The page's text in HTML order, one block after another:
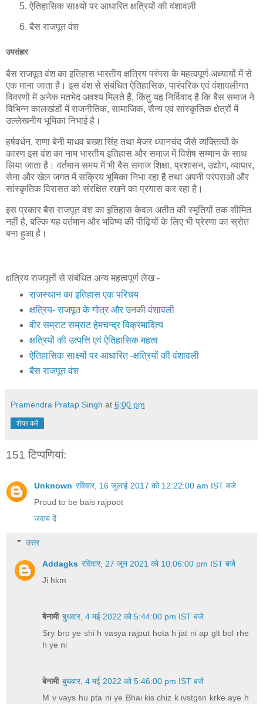
ऐतिहासिक साक्ष्यों पर आधारित क्षत्रियों की वंशावली
बैस राजपूत वंश
उपसंहार
बैस राजपूत वंश का इतिहास भारतीय क्षत्रिय परंपरा के महत्वपूर्ण अध्यायों में से
एक माना जाता है। इस वंश से संबंधित ऐतिहासिक, पारंपरिक एवं वंशावलीगत
विवरणों में अनेक मतभेद अवश्य मिलते हैं, किंतु यह निर्विवाद है कि बैस समाज ने
विभिन्न कालखंडों में राजनीतिक, सामाजिक, सैन्य एवं सांस्कृतिक क्षेत्रों में
उल्लेखनीय भूमिका निभाई है।
हर्षवर्धन, राणा बेनी माधव बख्श सिंह तथा मेजर ध्यानचंद जैसे व्यक्तित्वों के
कारण इस वंश का नाम भारतीय इतिहास और समाज में विशेष सम्मान के साथ
लिया जाता है। वर्तमान समय में भी बैस समाज शिक्षा, प्रशासन, उद्योग, व्यापार,
सेना और खेल जगत में सक्रिय भूमिका निभा रहा है तथा अपनी परंपराओं और
सांस्कृतिक विरासत को संरक्षित रखने का प्रयास कर रहा है।
इस प्रकार बैस राजपूत वंश का इतिहास केवल अतीत की स्मृतियों तक सीमित
नहीं है, बल्कि यह वर्तमान और भविष्य की पीढ़ियों के लिए भी प्रेरणा का स्रोत
बना हुआ है।
क्षत्रिय राजपूतों से संबंधित अन्य महत्वपूर्ण लेख -
राजस्थान का इतिहास एक परिचय
क्षत्रिय- राजपूत के गोत्र और उनकी वंशावली
वीर सम्राट सम्राट हेमचन्द्र विक्रमादित्य
क्षत्रियों की उत्पत्ति एवं ऐतिहासिक महत्व
ऐतिहासिक साक्ष्यों पर आधारित -क्षत्रियों की वंशावली
बैस राजपूत वंश
Pramendra Pratap Singh at 6:00 pm
शेयर करें
151 टिप्‍पणियां:
Unknown रविवार, 16 जुलाई 2017 को 12:22:00 am IST बजे
Proud to be bais rajpoot
जवाब दें
उत्तर
Addagks रविवार, 27 जून 2021 को 10:06:00 pm IST बजे
Ji hkm
बेनामी बुधवार, 4 मई 2022 को 5:44:00 pm IST बजे
Sry bro ye shi h vasya rajput hota h jat ni ap glt bol rhe
h ye ni
बेनामी बुधवार, 4 मई 2022 को 5:46:00 pm IST बजे
M v vays hu pta ni ye Bhai kis chiz k ivstgsn krke aye h